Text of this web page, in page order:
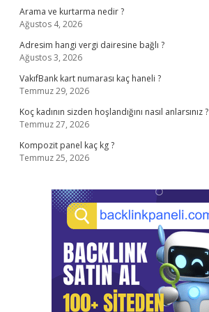
Arama ve kurtarma nedir ?
Ağustos 4, 2026
Adresim hangi vergi dairesine bağlı ?
Ağustos 3, 2026
VakıfBank kart numarası kaç haneli ?
Temmuz 29, 2026
Koç kadının sizden hoşlandığını nasıl anlarsınız ?
Temmuz 27, 2026
Kompozit panel kaç kg ?
Temmuz 25, 2026